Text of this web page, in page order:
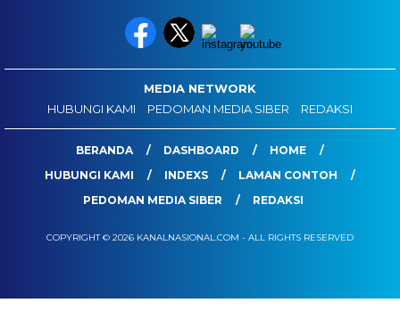
MEDIA NETWORK
HUBUNGI KAMI
PEDOMAN MEDIA SIBER REDAKSI
BERANDA DASHBOARD
HOME
HUBUNGI KAMI
INDEXS
LAMAN CONTOH
PEDOMAN MEDIA SIBER
REDAKSI
COPYRIGHT © 2026 KANALNASIONAL.COM - ALL RIGHTS RESERVED